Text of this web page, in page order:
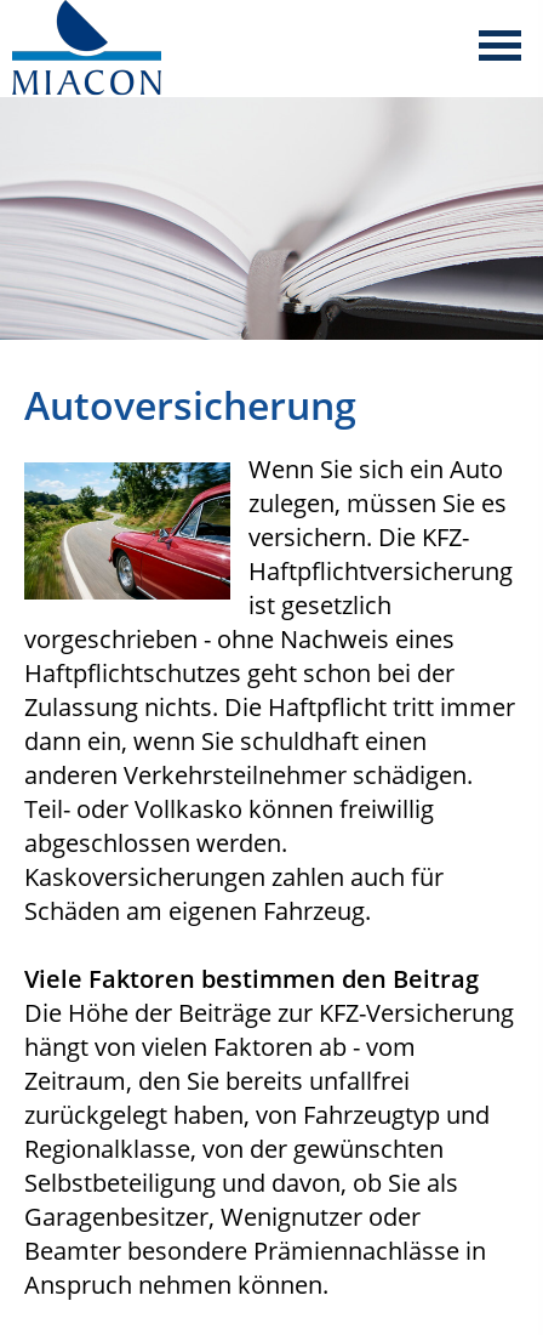
Autoversicherung
Wenn Sie sich ein Auto
zulegen, müssen Sie es
versichern. Die KFZ-
Haftpflichtversicherung
ist gesetzlich
vorgeschrieben - ohne Nachweis eines
Haftpflichtschutzes geht schon bei der
Zulassung nichts. Die Haftpflicht tritt immer
dann ein, wenn Sie schuldhaft einen
anderen Verkehrsteilnehmer schädigen.
Teil- oder Vollkasko können freiwillig
abgeschlossen werden.
Kaskoversicherungen zahlen auch für
Schäden am eigenen Fahrzeug.
Viele Faktoren bestimmen den Beitrag
Die Höhe der Beiträge zur KFZ-Versicherung
hängt von vielen Faktoren ab - vom
Zeitraum, den Sie bereits unfallfrei
zurückgelegt haben, von Fahrzeugtyp und
Regionalklasse, von der gewünschten
Selbstbeteiligung und davon, ob Sie als
Garagenbesitzer, Wenignutzer oder
Beamter besondere Prämiennachlässe in
Anspruch nehmen können.